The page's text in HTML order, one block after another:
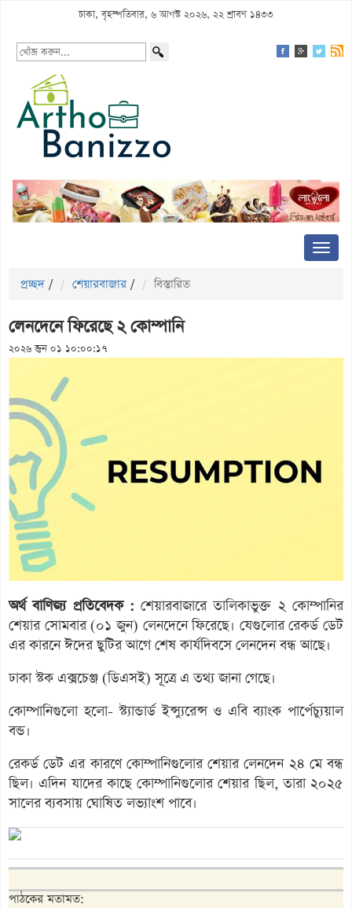
ঢাকা, বৃহস্পতিবার, ৬ আগস্ট ২০২৬, ২২ শ্রাবণ ১৪৩৩
প্রচ্ছদ / শেয়ারবাজার / বিস্তারিত
লেনদেনে ফিরেছে ২ কোম্পানি
২০২৬ জুন ০১ ১০:০০:১৭
অর্থ বাণিজ্য প্রতিবেদক : শেয়ারবাজারে তালিকাভুক্ত ২ কোম্পানির
শেয়ার সোমবার (০১ জুন) লেনদেনে ফিরেছে। যেগুলোর রেকর্ড ডেট
এর কারনে ঈদের ছুটির আগে শেষ কার্যদিবসে লেনদেন বন্ধ আছে।
ঢাকা স্টক এক্সচেঞ্জ (ডিএসই) সূত্রে এ তথ্য জানা গেছে।
কোম্পানিগুলো হলো- স্ট্যান্ডার্ড ইন্স্যুরেন্স ও এবি ব্যাংক পার্পেচ্যুয়াল
বন্ড।
রেকর্ড ডেট এর কারণে কোম্পানিগুলোর শেয়ার লেনদেন ২৪ মে বন্ধ
ছিল। এদিন যাদের কাছে কোম্পানিগুলোর শেয়ার ছিল, তারা ২০২৫
সালের ব্যবসায় ঘোষিত লভ্যাংশ পাবে।
পাঠকের মতামত: